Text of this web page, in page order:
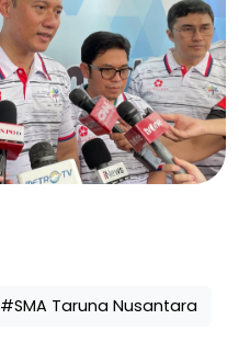
#SMA Taruna Nusantara